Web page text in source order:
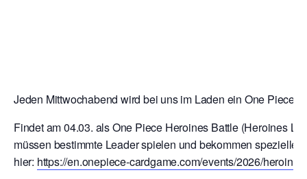
Jeden Mittwochabend wird bei uns im Laden ein One Piece
Findet am 04.03. als One Piece Heroines Battle (Heroines
müssen bestimmte Leader spielen und bekommen spezielle
hier: https://en.onepiece-cardgame.com/events/2026/